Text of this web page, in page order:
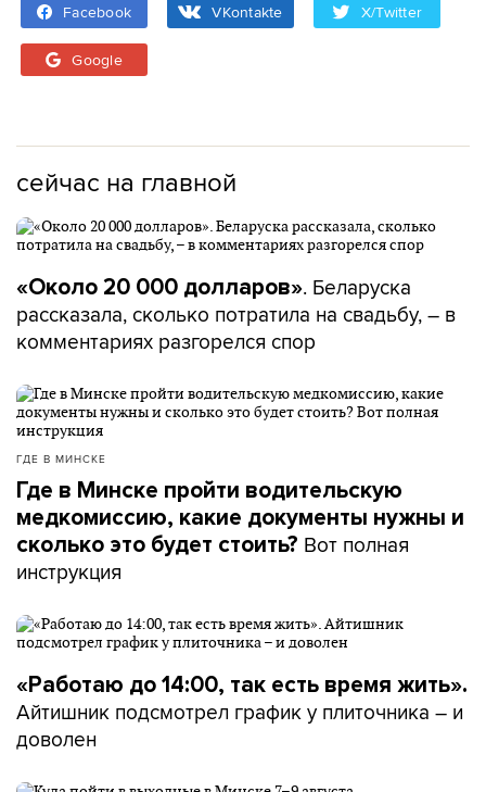
Facebook VKontakte X/Twitter
Google
сейчас на главной
«Около 20 000 долларов». Беларуска
рассказала, сколько потратила на свадьбу, – в
комментариях разгорелся спор
ГДЕ В МИНСКЕ
Где в Минске пройти водительскую
медкомиссию, какие документы нужны и
сколько это будет стоить? Вот полная
инструкция
«Работаю до 14:00, так есть время жить».
Айтишник подсмотрел график у плиточника – и
доволен